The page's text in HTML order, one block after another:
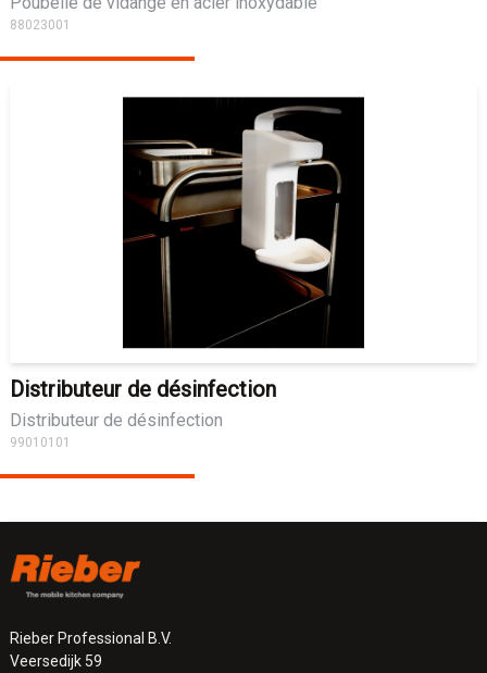
88023001
Distributeur de désinfection
Distributeur de désinfection
99010101
Rieber Professional B.V.
Veersedijk 59